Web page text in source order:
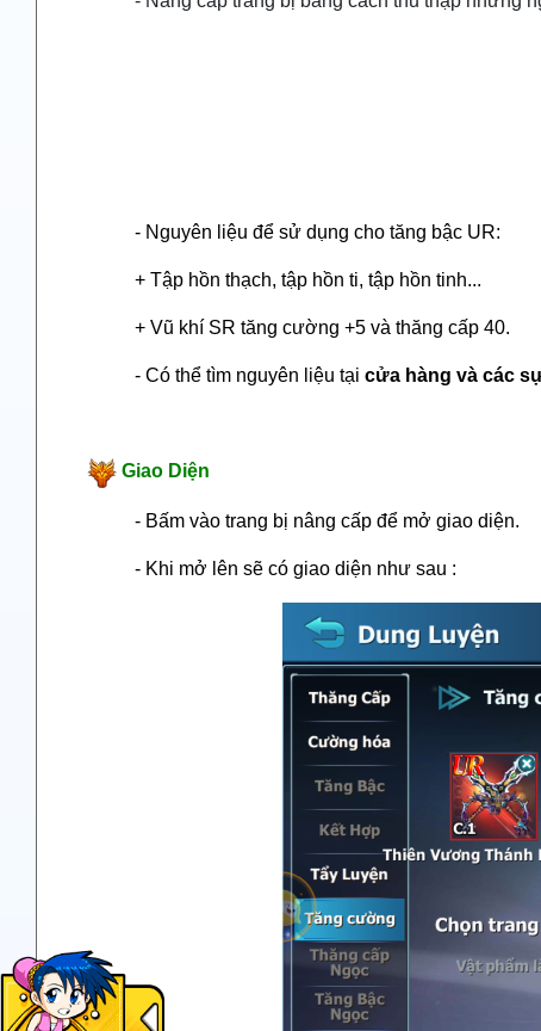
- Nguyên liệu để sử dụng cho tăng bậc UR:
+ Tập hồn thạch, tập hồn ti, tập hồn tinh...
+ Vũ khí SR tăng cường +5 và thăng cấp 40.
- Có thể tìm nguyên liệu tạicửa hàng và các
Giao Diện
- Bấm vào trang bị nâng cấp để mở giao diện.
- Khi mở lên sẽ có giao diện như sau :